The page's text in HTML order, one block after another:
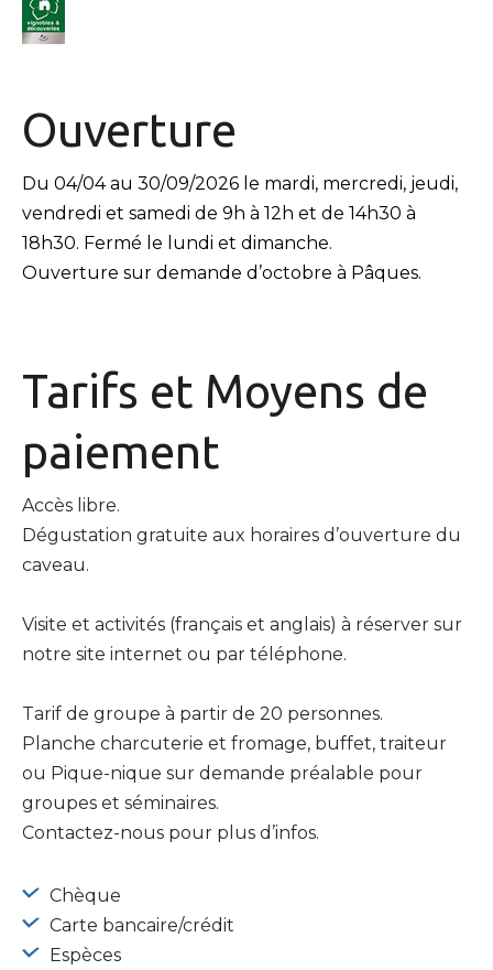
Ouverture
Du 04/04 au 30/09/2026 le mardi, mercredi, jeudi,
vendredi et samedi de 9h à 12h et de 14h30 à
18h30. Fermé le lundi et dimanche.
Ouverture sur demande d’octobre à Pâques.
Tarifs et Moyens de
paiement
Accès libre.
Dégustation gratuite aux horaires d’ouverture du
caveau.
Visite et activités (français et anglais) à réserver sur
notre site internet ou par téléphone.
Tarif de groupe à partir de 20 personnes.
Planche charcuterie et fromage, buffet, traiteur
ou Pique-nique sur demande préalable pour
groupes et séminaires.
Contactez-nous pour plus d’infos.
Chèque
Carte bancaire/crédit
Espèces